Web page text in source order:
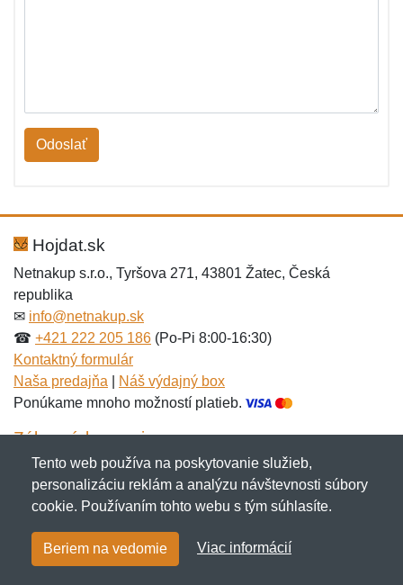
Odoslať
Hojdat.sk
Netnakup s.r.o., Tyršova 271, 43801 Žatec, Česká
republika
✉ info@netnakup.sk
☎ +421 222 205 186 (Po-Pi 8:00-16:30)
Kontaktný formulár
Naša predajňa
Náš výdajný box
Ponúkame mnoho možností platieb.
Zákaznícky servis
Novinky emailom
Copyright © 2007-2026 (19 rokov s vami)Netnakup.sk
NetIQ. Všetky práva vyhradené.
Tento web používa na poskytovanie služieb,
personalizáciu reklám a analýzu návštevnosti súbory
cookie. Používaním tohto webu s tým súhlasíte.
Beriem na vedomie Viac informácií